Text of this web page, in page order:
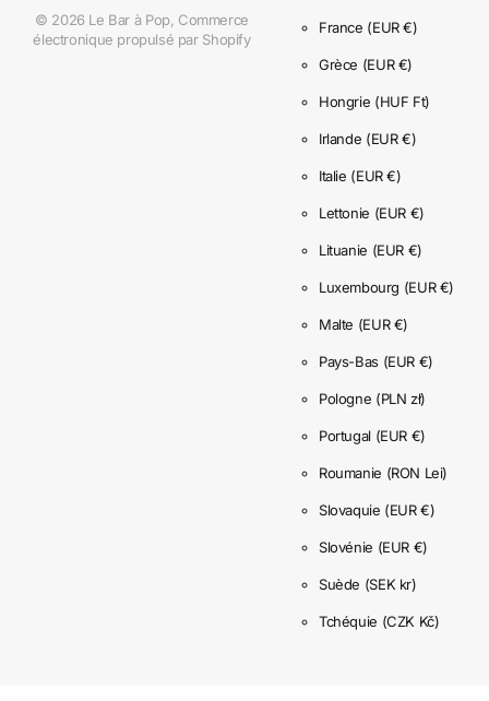
© 2026 Le Bar à Pop, Commerce
électronique propulsé par Shopify
France (EUR €)
Grèce (EUR €)
Hongrie (HUF Ft)
Irlande (EUR €)
Italie (EUR €)
Lettonie (EUR €)
Lituanie (EUR €)
Luxembourg (EUR €)
Malte (EUR €)
Pays-Bas (EUR €)
Pologne (PLN zł)
Portugal (EUR €)
Roumanie (RON Lei)
Slovaquie (EUR €)
Slovénie (EUR €)
Suède (SEK kr)
Tchéquie (CZK Kč)